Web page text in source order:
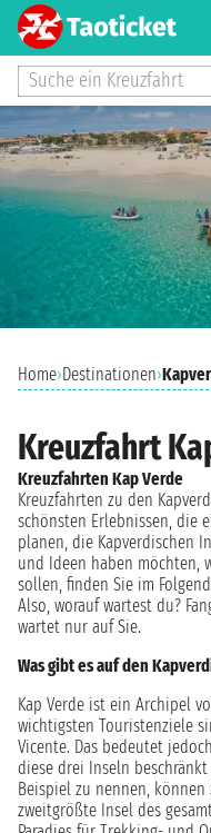
Suche ein Kreuzfahrt
Home›Destinationen›
Kreuzfahrt
Kreuzfahrten Kap Verde
Kreuzfahrten zu den
schönsten Erlebnissen, die
planen, die Kapverdischen
und Ideen haben möchten,
sollen, finden Sie im
Also, worauf wartest du?
wartet nur auf Sie.
Was gibt es auf den
Kap Verde ist ein Archipel
wichtigsten Touristenziele
Vicente. Das bedeutet
diese drei Inseln
Beispiel zu nennen,
zweitgrößte Insel des